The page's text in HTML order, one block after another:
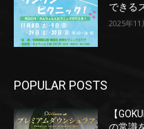
できる
2025年11
POPULAR POSTS
【
の常識